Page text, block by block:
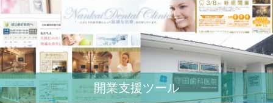
開業⽀援ツール